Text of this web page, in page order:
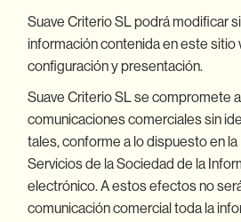
Suave Criterio SL podrá modificar
información contenida en este sitio
configuración y presentación.
Suave Criterio SL se compromete
comunicaciones comerciales sin
tales, conforme a lo dispuesto en
Servicios de la Sociedad de la
electrónico. A estos efectos no
comunicación comercial toda la